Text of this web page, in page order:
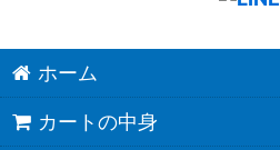
ホーム
カートの中身